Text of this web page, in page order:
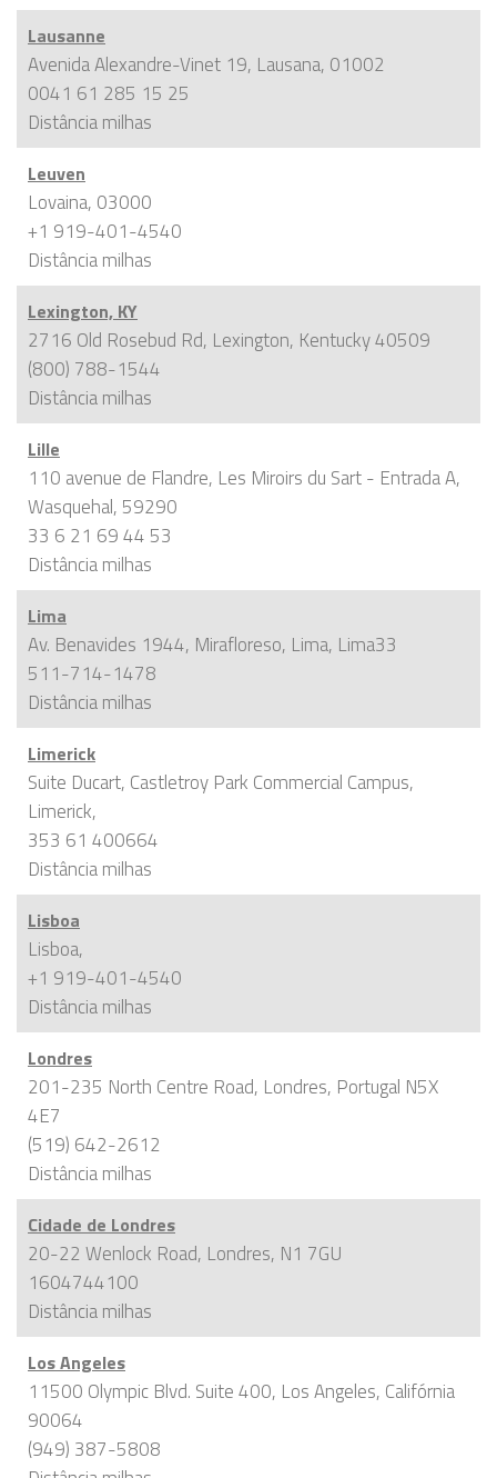
Lausanne
Avenida Alexandre-Vinet 19, Lausana, 01002
0041 61 285 15 25
Distânciamilhas
Leuven
Lovaina, 03000
+1 919-401-4540
Distânciamilhas
Lexington, KY
2716 Old Rosebud Rd, Lexington, Kentucky 40509
(800) 788-1544
Distânciamilhas
Lille
110 avenue de Flandre, Les Miroirs du Sart - Entrada A,
Wasquehal, 59290
33 6 21 69 44 53
Distânciamilhas
Lima
Av. Benavides 1944, Mirafloreso, Lima, Lima33
511-714-1478
Distânciamilhas
Limerick
Suite Ducart, Castletroy Park Commercial Campus,
Limerick,
353 61 400664
Distânciamilhas
Lisboa
Lisboa,
+1 919-401-4540
Distânciamilhas
Londres
201-235 North Centre Road, Londres, Portugal N5X
4E7
(519) 642-2612
Distânciamilhas
Cidade de Londres
20-22 Wenlock Road, Londres, N1 7GU
1604744100
Distânciamilhas
Los Angeles
11500 Olympic Blvd. Suite 400, Los Angeles, Califórnia
90064
(949) 387-5808